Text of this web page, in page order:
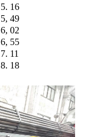
5. 16
5, 49
6, 02
6, 55
7. 11
8. 18